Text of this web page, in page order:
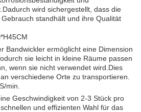
wird sichergestellt, dass die
standhält und ihre Qualität
Bandwickler ermöglicht eine Dimension
sie leicht in kleine Räume passen
wenn sie nicht verwendet wird.Dies
verschiedene Orte zu transportieren.
min.
Geschwindigkeit von 2-3 Stück pro
und effizienten Wahl für das